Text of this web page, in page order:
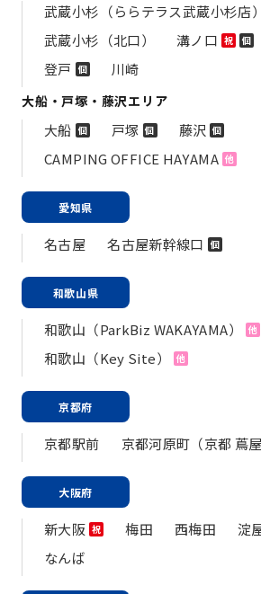
武蔵小杉（ららテラス武蔵小杉店）
武蔵小杉（北口）
溝ノ口 祝 個
登戸 個 川崎
大船・戸塚・藤沢エリア
大船 個 戸塚 個 藤沢 個
CAMPING OFFICE HAYAMA 他
愛知県
名古屋 名古屋新幹線口 個
和歌山県
和歌山（ParkBiz WAKAYAMA） 他
和歌山（Key Site） 他
京都府
京都駅前 京都河原町（京都 蔦屋
大阪府
新大阪 祝 梅田 西梅田 淀
なんば